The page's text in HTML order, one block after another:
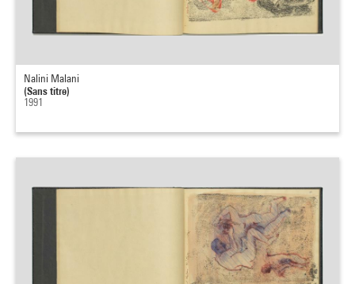
Nalini Malani
(Sans titre)
1991